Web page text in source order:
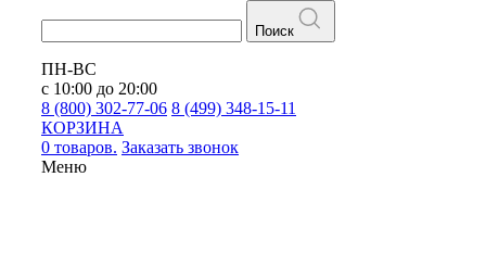
Поиск
ПН-ВС
с 10:00 до 20:00
8 (800) 302-77-06 8 (499) 348-15-11
КОРЗИНА
0 товаров. Заказать звонок
Меню